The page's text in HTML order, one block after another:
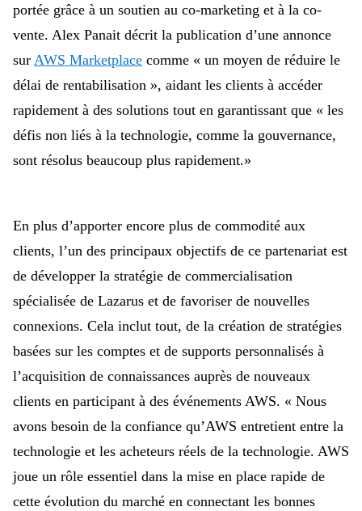
portée grâce à un soutien au co-marketing et à la co-
vente. Alex Panait décrit la publication d’une annonce
sur AWS Marketplace comme « un moyen de réduire le
délai de rentabilisation », aidant les clients à accéder
rapidement à des solutions tout en garantissant que « les
défis non liés à la technologie, comme la gouvernance,
sont résolus beaucoup plus rapidement.»
En plus d’apporter encore plus de commodité aux
clients, l’un des principaux objectifs de ce partenariat est
de développer la stratégie de commercialisation
spécialisée de Lazarus et de favoriser de nouvelles
connexions. Cela inclut tout, de la création de stratégies
basées sur les comptes et de supports personnalisés à
l’acquisition de connaissances auprès de nouveaux
clients en participant à des événements AWS. « Nous
avons besoin de la confiance qu’AWS entretient entre la
technologie et les acheteurs réels de la technologie. AWS
joue un rôle essentiel dans la mise en place rapide de
cette évolution du marché en connectant les bonnes